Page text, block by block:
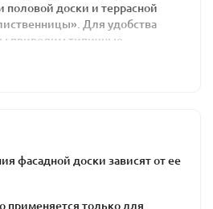
мм;
по 5 досок: цена материала
от выбранного вами сорта
доски и террасной
Для удобства
приводим типичные
фасадной доски зависят от ее
применяется только для